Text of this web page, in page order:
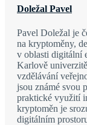
Doležal Pavel
Pavel Doležal je
na kryptoměny,
v oblasti digitální
Karlově
vzdělávání
jsou známé svou
praktické využití
kryptoměn je
digitálním